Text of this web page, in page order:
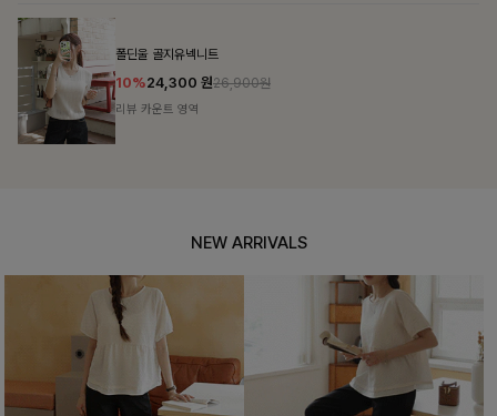
폴딘울 골지유넥니트
10%24,300 원26,900원
리뷰 카운트 영역
NEW ARRIVALS